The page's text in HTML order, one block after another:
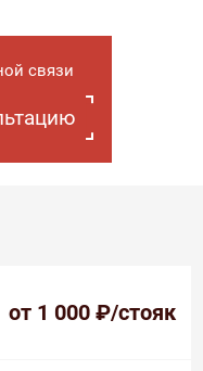
связи
от 1 000 ₽/стояк